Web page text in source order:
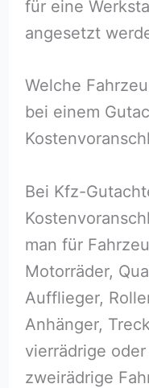
für eine
angesetzt
Welche
bei einem
Bei Kfz-
man für
Motorräder,
Aufflieger,
Anhänger,
vierrädrige
zweirädrige